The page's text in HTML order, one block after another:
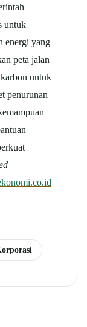
untuk
energi yang
peta jalan
untuk
penurunan